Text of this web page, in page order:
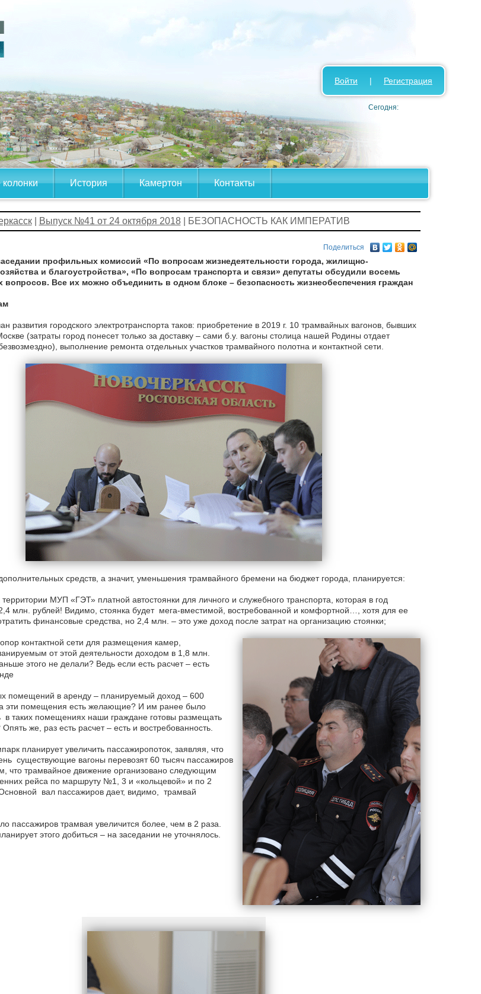
колонки История Камертон Контакты
Войти | Регистрация
Сегодня:
| Выпуск №41 от 24 октября 2018| БЕЗОПАСНОСТЬ КАК ИМПЕРАТИВ
Поделиться
профильных комиссий «По вопросам жизнедеятельности города, жилищно-
и благоустройства», «По вопросам транспорта и связи» депутаты обсудили восемь
вопросов. Все их можно объединить в одном блоке – безопасность жизнеобеспечения граждан
развития городского электротранспорта таков: приобретение в 2019 г. 10 трамвайных вагонов, бывших
(затраты город понесет только за доставку – сами б.у. вагоны столица нашей Родины отдает
выполнение ремонта отдельных участков трамвайного полотна и контактной сети.
средств, а значит, уменьшения трамвайного бремени на бюджет города, планируется:
МУП «ГЭТ» платной автостоянки для личного и служебного транспорта, которая в год
млн. рублей! Видимо, стоянка будет мега-вместимой, востребованной и комфортной…, хотя для ее
финансовые средства, но 2,4 млн. – это уже доход после затрат на организацию стоянки;
контактной сети для размещения камер,
от этой деятельности доходом в 1,8 млн.
этого не делали? Ведь если есть расчет – есть
помещений в аренду – планируемый доход – 600
эти помещения есть желающие? И им ранее было
в таких помещениях наши граждане готовы размещать
же, раз есть расчет – есть и востребованность.
планирует увеличить пассажиропоток, заявляя, что
существующие вагоны перевозят 60 тысяч пассажиров
что трамвайное движение организовано следующим
рейса по маршруту №1, 3 и «кольцевой» и по 2
вал пассажиров дает, видимо, трамвай
пассажиров трамвая увеличится более, чем в 2 раза.
этого добиться – на заседании не уточнялось.